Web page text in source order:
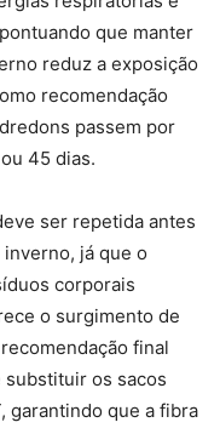
que manter
reduz a exposição
recomendação
passem por
45 dias.
ser repetida antes
já que o
corporais
o surgimento de
final
os sacos
garantindo que a fibra